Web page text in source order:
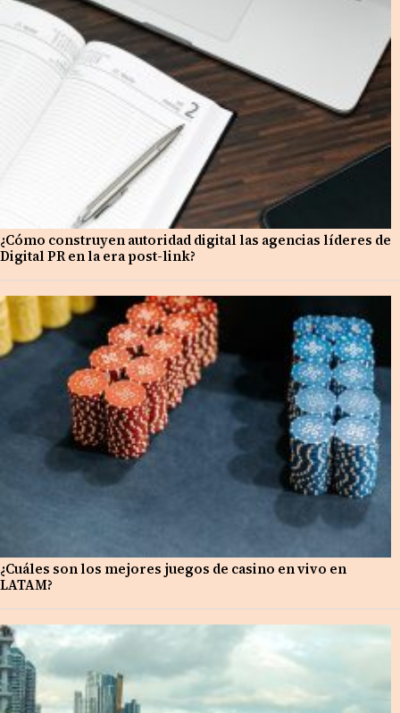
¿Cómo construyen autoridad digital las agencias líderes de
Digital PR en la era post-link?
¿Cuáles son los mejores juegos de casino en vivo en
LATAM?